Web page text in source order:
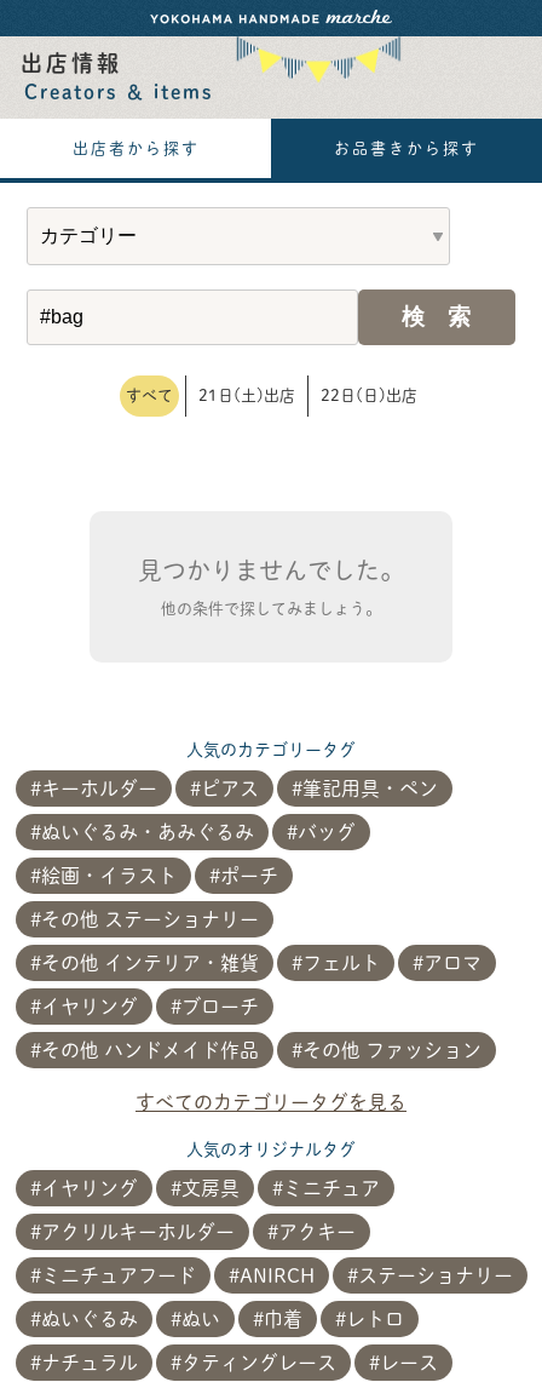
出店情報
Creators ＆ items
出店者から探す お品書きから探す
すべて 21日(土)出店 22日(日)出店
見つかりませんでした。
他の条件で探してみましょう。
人気のカテゴリータグ
キーホルダー ピアス 筆記用具・ペン
ぬいぐるみ・あみぐるみ バッグ
絵画・イラスト ポーチ
その他 ステーショナリー
その他 インテリア・雑貨 フェルト アロマ
イヤリング ブローチ
その他 ハンドメイド作品 その他 ファッション
すべてのカテゴリータグを見る
人気のオリジナルタグ
イヤリング 文房具 ミニチュア
アクリルキーホルダー アクキー
ミニチュアフード ANIRCH ステーショナリー
ぬいぐるみ ぬい 巾着 レトロ
ナチュラル タティングレース レース